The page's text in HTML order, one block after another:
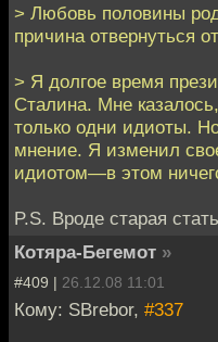
> Любовь половины
причина отвернуться
> Я долгое время
Сталина. Мне
только одни идиоты.
мнение. Я изменил
идиотом—в этом
P.S. Вроде старая
Котяра-Бегемот »
#409 | 26.12.08 11:01
Кому: SBrebor, #337